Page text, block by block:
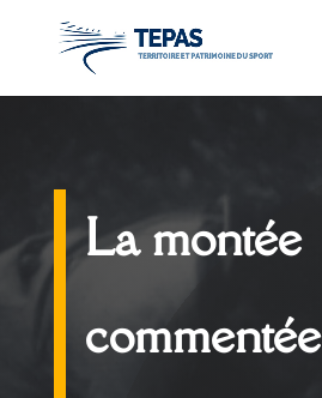
La montée
commentée